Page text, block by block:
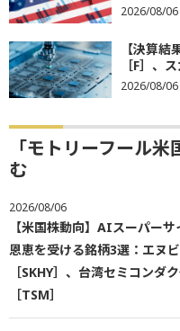
2026/08/06
【決算
［F］、
2026/08/06
「モトリーフール
む
2026/08/06
【米国株動向】AIスーパー
恩恵を受ける銘柄3選：エヌ
［SKHY］、台湾セミコンダ
［TSM］